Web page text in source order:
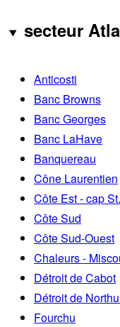
secteur
Anticosti
Banc Browns
Banc Georges
Banc LaHave
Banquereau
Cône Laurentien
Côte Est - cap
Côte Sud
Côte Sud-Ouest
Chaleurs -
Détroit de Cabot
Détroit de
Fourchu